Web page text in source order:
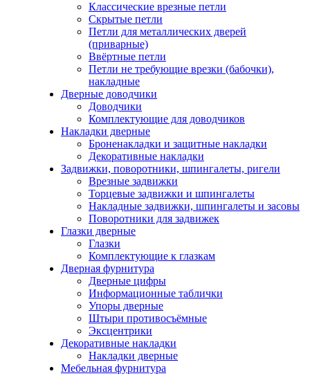
Классические врезные петли
Скрытые петли
Петли для металлических дверей
(приварные)
Ввёртные петли
Петли не требующие врезки (бабочки),
накладные
Дверные доводчики
Доводчики
Комплектующие для доводчиков
Накладки дверные
Броненакладки и защитные накладки
Декоративные накладки
Задвижки, поворотники, шпингалеты, ригели
Врезные задвижки
Торцевые задвижки и шпингалеты
Накладные задвижки, шпингалеты и засовы
Поворотники для задвижек
Глазки дверные
Глазки
Комплектующие к глазкам
Дверная фурнитура
Дверные цифры
Информационные таблички
Упоры дверные
Штыри противосъёмные
Эксцентрики
Декоративные накладки
Накладки дверные
Мебельная фурнитура